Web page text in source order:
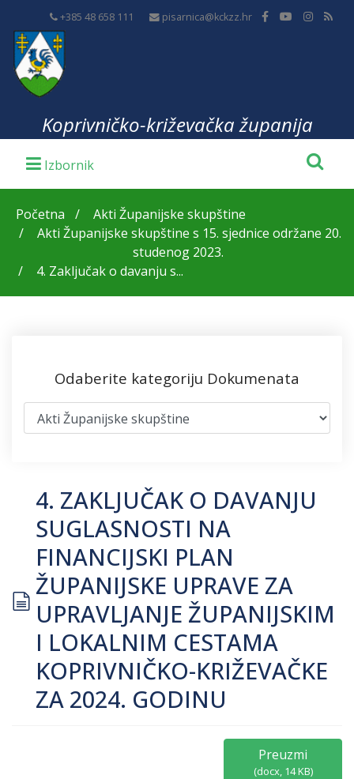
+385 48 658 111 pisarnica@kckzz.hr
Koprivničko-križevačka županija
Početna
Akti Županijske skupštine
Akti Županijske skupštine s 15. sjednice održane 20.
studenog 2023.
4. Zaključak o davanju s...
Odaberite kategoriju Dokumenata
document
4. ZAKLJUČAK O DAVANJU
SUGLASNOSTI NA
FINANCIJSKI PLAN
ŽUPANIJSKE UPRAVE ZA
UPRAVLJANJE ŽUPANIJSKIM
I LOKALNIM CESTAMA
KOPRIVNIČKO-KRIŽEVAČKE
ZA 2024. GODINU
Preuzmi
(docx, 14 KB)